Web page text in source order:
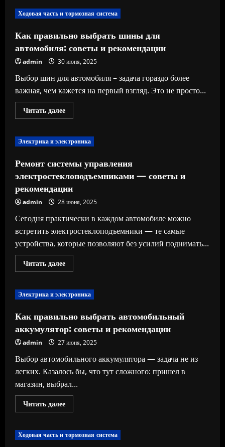
правильно
выбрать
навигатор:
советы
и
лучшие
модели
Ходовая часть и тормозная система
Как правильно выбрать шины для
автомобиля: советы и рекомендации
admin 30 июня, 2025
Выбор шин для автомобиля – задача гораздо более
важная, чем кажется на первый взгляд. Это не просто...
Читать далееПрочитать
больше
правильно
выбрать
автомобиля:
советы
и
рекомендации
Электрика и электроника
Ремонт системы управления
электростеклоподъемниками — советы и
рекомендации
admin 28 июня, 2025
Сегодня практически в каждом автомобиле можно
встретить электростеклоподъемники — те самые
устройства, которые позволяют без усилий поднимать...
Читать далееПрочитать
больше
системы
управления
советы
и
рекомендации
Электрика и электроника
Как правильно выбрать автомобильный
аккумулятор: советы и рекомендации
admin 27 июня, 2025
Выбор автомобильного аккумулятора — задача не из
легких. Казалось бы, что тут сложного: пришел в
магазин, выбрал...
Читать далееПрочитать
больше
правильно
выбрать
Ходовая часть и тормозная система